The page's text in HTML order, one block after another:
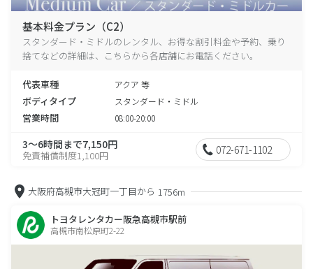
基本料金プラン（C2）
スタンダード・ミドルのレンタル、お得な割引料金や予約、乗り
捨てなどの詳細は、こちらから各店舗にお電話ください。
代表車種 アクア 等
ボディタイプ スタンダード・ミドル
営業時間 08:00-20:00
3～6時間まで7,150円
免責補償制度1,100円 072-671-1102
大阪府高槻市大冠町一丁目から 1756m
トヨタレンタカー阪急高槻市駅前
高槻市南松原町2-22